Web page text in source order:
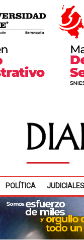
POLÍTICA JUDICIALES